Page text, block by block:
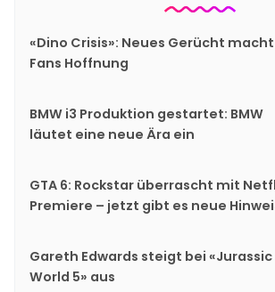
«Dino Crisis»: Neues Gerücht macht
Fans Hoffnung
BMW i3 Produktion gestartet: BMW
läutet eine neue Ära ein
GTA 6: Rockstar überrascht mit
Premiere – jetzt gibt es neue
Gareth Edwards steigt bei «Jurassic
World 5» aus